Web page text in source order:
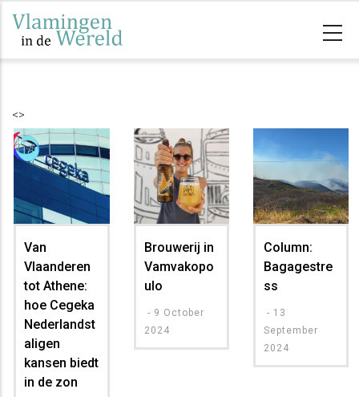
Overslaan
naar
<>
Van
Vlaanderen
tot Athene:
hoe Cegeka
Nederlandst
aligen
kansen biedt
in de zon
Brouwerij in
Vamvakopo
ulo
- 9 October
2024
Column:
Bagagestre
ss
- 13
September
2024